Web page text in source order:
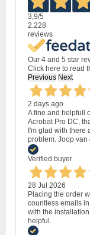
3,9/5
2.228
reviews
Our 4 and 5 star
Click here to read
Previous Next
2 days ago
A fine and helpfull
Acrobat Pro DC,
I'm glad with there
problem. Joop van
Verified buyer
28 Jul 2026
Placing the order
countless emails
with the
helpful.